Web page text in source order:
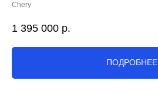
Chery
1 395 000 р.
ПОДРОБНЕЕ